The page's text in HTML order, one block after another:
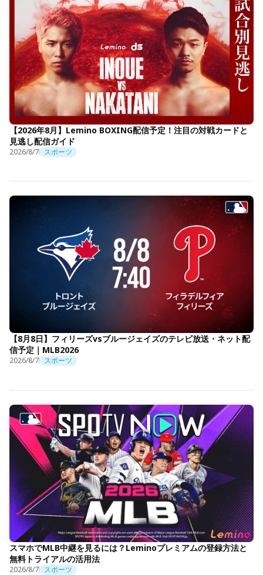
【2026年8月】Lemino BOXING配信予定！注目の対戦カードと
見逃し配信ガイド
2026/8/7 スポーツ
【8月8日】フィリーズvsブルージェイズのテレビ放送・ネット配
信予定｜MLB2026
2026/8/7 スポーツ
スマホでMLB中継を見るには？Leminoプレミアムの登録方法と
無料トライアルの活用法
2026/8/7 スポーツ